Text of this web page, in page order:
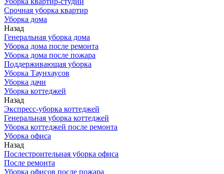
Срочная уборка квартир
Уборка дома
Назад
Генеральная уборка дома
Уборка дома после ремонта
Уборка дома после пожара
Поддерживающая уборка
Уборка Таунхаусов
Уборка дачи
Уборка коттеджей
Назад
Экспресс-уборка коттеджей
Генеральная уборка коттеджей
Уборка коттеджей после ремонта
Уборка офиса
Назад
Послестроительная уборка офиса
После ремонта
Уборка офисов после пожара